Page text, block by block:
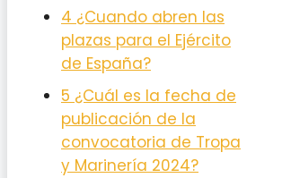
4 ¿Cuando abren las
plazas para el Ejército
de España?
5 ¿Cuál es la fecha de
publicación de la
convocatoria de Tropa
y Marinería 2024?